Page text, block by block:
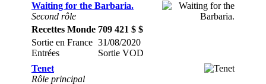
Waiting for the Barbaria.
Second rôle
Recettes Monde 709 421 $ $
Sortie en France
Entrées
31/08/2020
Sortie VOD
Tenet
Rôle principal